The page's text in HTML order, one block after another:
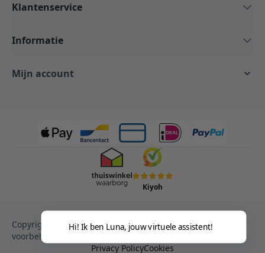
Klantenservice
Informatie
Mijn account
Kiyoh
Copyright © 2013-heden Magento. Alle rechten
voorbehouden.
Privacy PolicyCookies
Hi! Ik ben Luna, jouw virtuele assistent!